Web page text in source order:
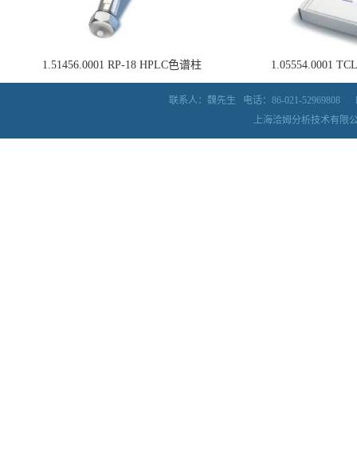
1.51456.0001 RP-18 HPLC色谱柱 1.05554.0001
联系人：魏先生 电话：86-021-52969808
上海洽姆分析技术有限